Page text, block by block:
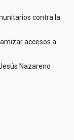
contra la
accesos a
Nazareno